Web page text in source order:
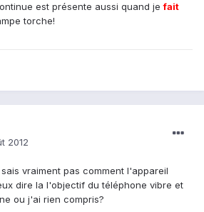
est présente aussi quand jefait
torche!
2012
vraiment pas comment l'appareil
dire la l'objectif du téléphone vibre et
ou j'ai rien compris?